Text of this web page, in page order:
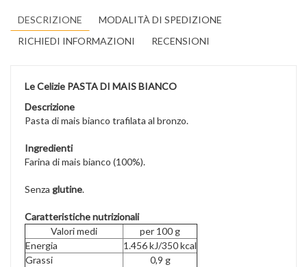
DESCRIZIONE
MODALITÀ DI SPEDIZIONE
RICHIEDI INFORMAZIONI
RECENSIONI
Le Celizie PASTA DI MAIS BIANCO
Descrizione
Pasta di mais bianco trafilata al bronzo.
Ingredienti
Farina di mais bianco (100%).
Senza glutine.
Caratteristiche nutrizionali
Valori medi
per 100 g
Energia
1.456 kJ/350 kcal
Grassi
0,9 g